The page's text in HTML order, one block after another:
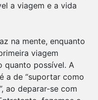
a viagem e a vida
na mente, enquanto
viagem
quanto possível. A
a de “suportar como
ao deparar-se com